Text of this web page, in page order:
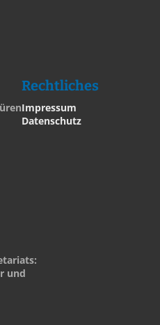
Rechtliches
Impressum
Datenschutz
und